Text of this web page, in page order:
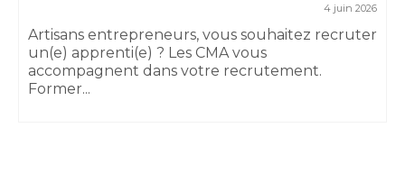
4 juin 2026
Artisans entrepreneurs, vous souhaitez recruter
un(e) apprenti(e) ? Les CMA vous
accompagnent dans votre recrutement.
Former...